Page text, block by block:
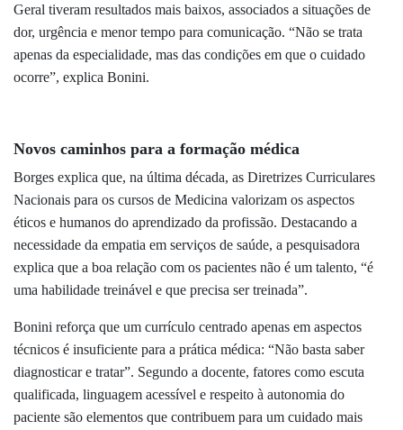
Geral tiveram resultados mais baixos, associados a situações de
dor, urgência e menor tempo para comunicação. “Não se trata
apenas da especialidade, mas das condições em que o cuidado
ocorre”, explica Bonini.
Novos caminhos para a formação médica
Borges explica que, na última década, as Diretrizes Curriculares
Nacionais para os cursos de Medicina valorizam os aspectos
éticos e humanos do aprendizado da profissão. Destacando a
necessidade da empatia em serviços de saúde, a pesquisadora
explica que a boa relação com os pacientes não é um talento, “é
uma habilidade treinável e que precisa ser treinada”.
Bonini reforça que um currículo centrado apenas em aspectos
técnicos é insuficiente para a prática médica: “Não basta saber
diagnosticar e tratar”. Segundo a docente, fatores como escuta
qualificada, linguagem acessível e respeito à autonomia do
paciente são elementos que contribuem para um cuidado mais